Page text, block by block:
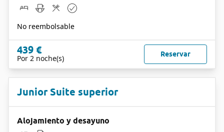
No reembolsable
439 €
Por 2 noche(s) Reservar
Junior Suite superior
Alojamiento y desayuno